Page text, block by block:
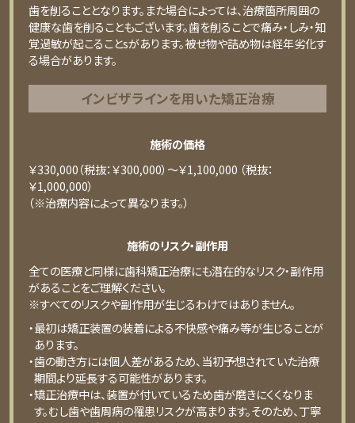
⻭を削ることとなります。また場合によっては、治療箇所周囲の
健康な⻭を削ることもございます。⻭を削ることで痛み・しみ・知
覚過敏が起こることsがあります。被せ物や詰め物は経年劣化す
る場合があります。
インビザラインを用いた矯正治療
施術の価格
￥330,000（税抜：￥300,000）～￥1,100,000 （税抜：
￥1,000,000）
（※治療内容によって異なります。）
施術のリスク・副作用
全ての医療と同様に歯科矯正治療にも潜在的なリスク・副作用
があることをご理解ください。
※すべてのリスクや副作用が生じるわけではありません。
・最初は矯正装置の装着による不快感や痛み等が生じることが
あります。
・歯の動き方には個人差があるため、当初予想されていた治療
期間より延長する可能性があります。
・矯正治療中は、装置が付いているため歯が磨きにくくなりま
す。むし歯や歯周病の罹患リスクが高まります。そのため、丁寧